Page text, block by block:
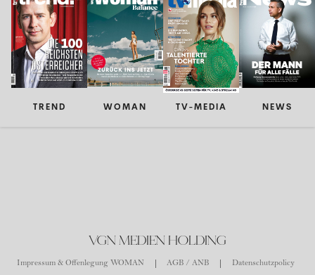
TREND WOMAN TV-MEDIA NEWS
VGN MEDIEN HOLDING
Impressum & Offenlegung WOMAN AGB / ANB Datenschutzpolicy